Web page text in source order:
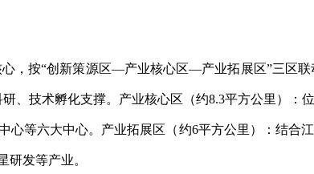
心，按“创新策源区—产业核心区—产业拓展区”三区
、技术孵化支撑。产业核心区（约8.3平方公里）：
心等六大中心。产业拓展区（约6平方公里）：结合
研发等产业。